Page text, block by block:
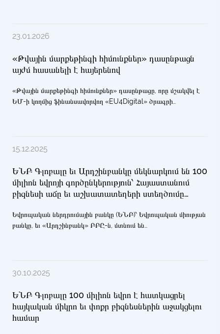
23.01.2026
«Թվային մարքեթինգի հիմունքներ» դասընթացն
այժմ հասանելի է հայերենով
«Թվային մարքեթինգի հիմունքներ» դասընթացը, որը մշակվել է
ԵՄ-ի կողմից ֆինանսավորվող «EU4Digital» ծրագրի
15.12.2025
ԵՆԲ Գլոբալը եւ Արդշինբանկը մեկնարկում են 100
միլիոն եվրոյի գործընկերություն՝ Հայաստանում
բիզնեսի աճը եւ աշխատատեղերի ստեղծումը
Եվրոպական ներդրումային բանկը (ԵՆԲ)՝ Եվրոպական միության
բանկը, եւ «Արդշինբանկ» ԲԲԸ-ն, մտնում են
Երեւանում։
30.10.2025
ԵՆԲ Գլոբալը 100 միլիոն եվրո է հատկացրել
հայկական միկրո եւ փոքր բիզնեսներին աջակցելու
համար